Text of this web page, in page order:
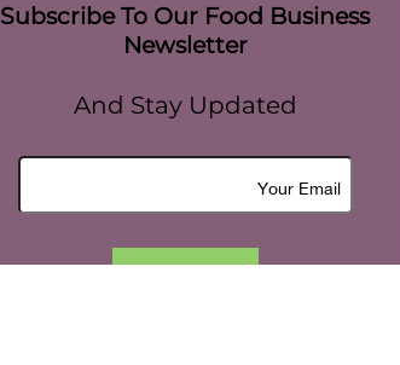
Subscribe To Our Food Business
Newsletter
And Stay Updated